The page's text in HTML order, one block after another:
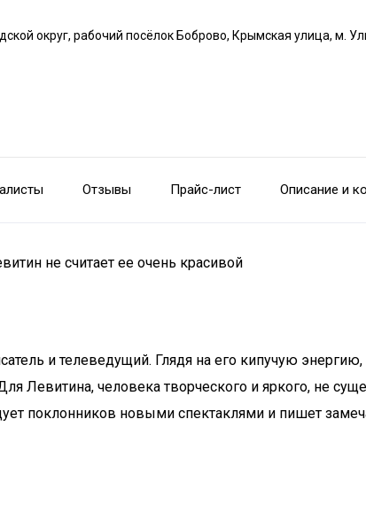
округ, рабочий посёлок Боброво, Крымская улица, м.
Отзывы Прайс-лист Описание и
не считает ее очень красивой
и телеведущий. Глядя на его кипучую
Левитина, человека творческого и яркого, не
поклонников новыми спектаклями и пишет